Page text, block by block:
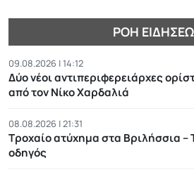
ΡΟΉ
09.08.2026 | 14:12
Δύο νέοι αντιπεριφερειάρχες
από τον Νίκο Χαρδαλιά
08.08.2026 | 21:31
Τροχαίο ατύχημα στα Βριλήσσια –
οδηγός